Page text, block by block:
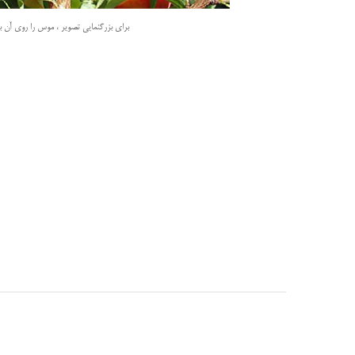
برای بزرگنمایی تصویر ، موس را روی آن